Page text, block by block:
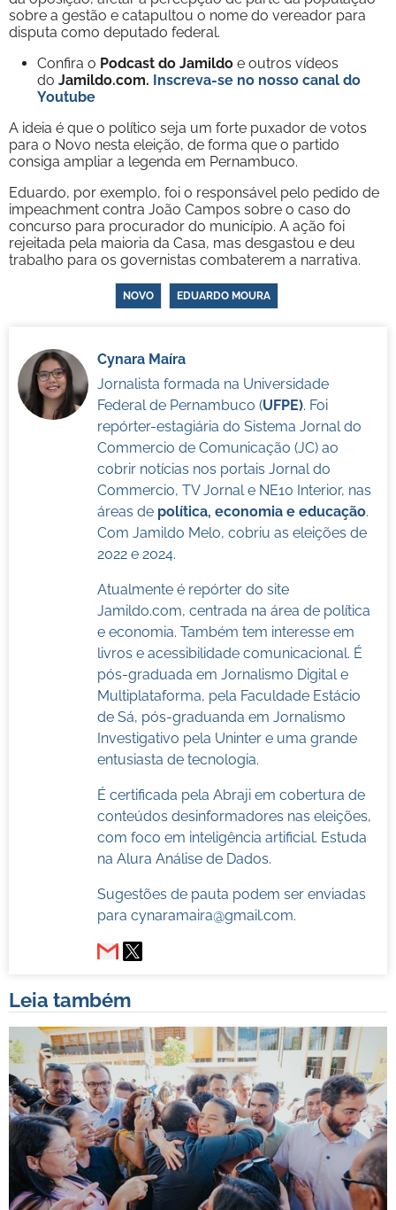
sobre a gestão e catapultou o nome do vereador para
disputa como deputado federal.
Confira o Podcast do Jamildo e outros vídeos
do Jamildo.com. Inscreva-se no nosso canal do
Youtube
A ideia é que o político seja um forte puxador de votos
para o Novo nesta eleição, de forma que o partido
consiga ampliar a legenda em Pernambuco.
Eduardo, por exemplo, foi o responsável pelo pedido de
impeachment contra João Campos sobre o caso do
concurso para procurador do município. A ação foi
rejeitada pela maioria da Casa, mas desgastou e deu
trabalho para os governistas combaterem a narrativa.
NOVO EDUARDO MOURA
Cynara Maíra
Jornalista formada na Universidade
Federal de Pernambuco (UFPE). Foi
repórter-estagiária do Sistema Jornal do
Commercio de Comunicação (JC) ao
cobrir notícias nos portais Jornal do
Commercio, TV Jornal e NE10 Interior, nas
áreas de política, economia e educação.
Com Jamildo Melo, cobriu as eleições de
2022 e 2024.
Atualmente é repórter do site
Jamildo.com, centrada na área de política
e economia. Também tem interesse em
livros e acessibilidade comunicacional. É
pós-graduada em Jornalismo Digital e
Multiplataforma, pela Faculdade Estácio
de Sá, pós-graduanda em Jornalismo
Investigativo pela Uninter e uma grande
entusiasta de tecnologia.
É certificada pela Abraji em cobertura de
conteúdos desinformadores nas eleições,
com foco em inteligência artificial. Estuda
na Alura Análise de Dados.
Sugestões de pauta podem ser enviadas
para cynaramaira@gmail.com.
Leia também